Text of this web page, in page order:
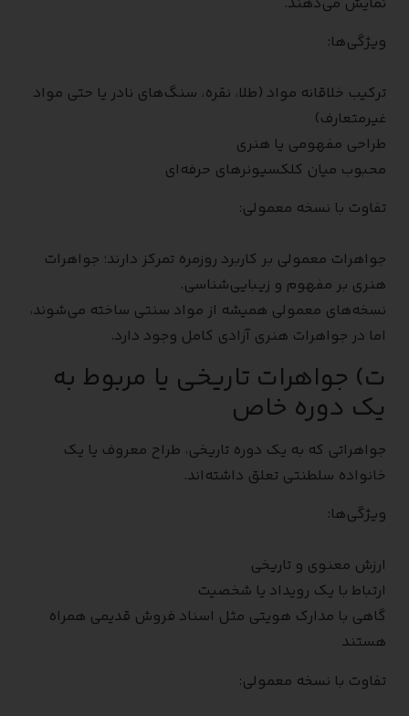
ویژگی‌ها:
ترکیب خلاقانه مواد (طلا، نقره، سنگ‌های نادر یا حتی مواد
غیرمتعارف)
طراحی مفهومی یا هنری
محبوب میان کلکسیونرهای حرفه‌ای
تفاوت با نسخه معمولی:
جواهرات معمولی بر کاربرد روزمره تمرکز دارند؛ جواهرات
هنری بر مفهوم و زیبایی‌شناسی.
نسخه‌های معمولی همیشه از مواد سنتی ساخته می‌شوند،
اما در جواهرات هنری آزادی کامل وجود دارد.
ت) جواهرات تاریخی یا مربوط به
یک دوره خاص
جواهراتی که به یک دوره تاریخی، طراح معروف یا یک
خانواده سلطنتی تعلق داشته‌اند.
ویژگی‌ها:
ارزش معنوی و تاریخی
ارتباط با یک رویداد یا شخصیت
گاهی با مدارک هویتی مثل اسناد فروش قدیمی همراه
هستند
تفاوت با نسخه معمولی: